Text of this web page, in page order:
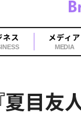
ネス メディア
MEDIA
目友